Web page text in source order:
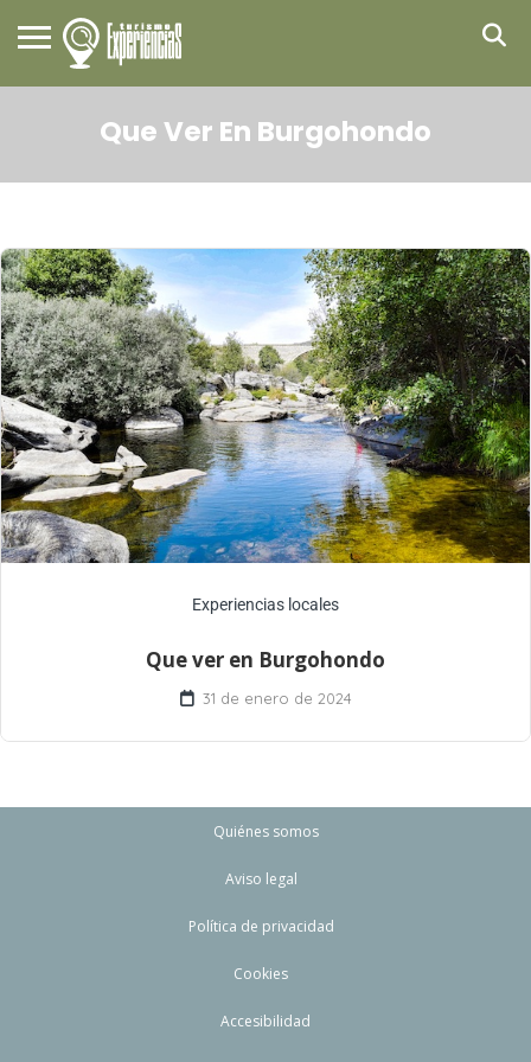
Que Ver En Burgohondo
Experiencias locales
Que ver en Burgohondo
31 de enero de 2024
Quiénes somos
Aviso legal
Política de privacidad
Cookies
Accesibilidad